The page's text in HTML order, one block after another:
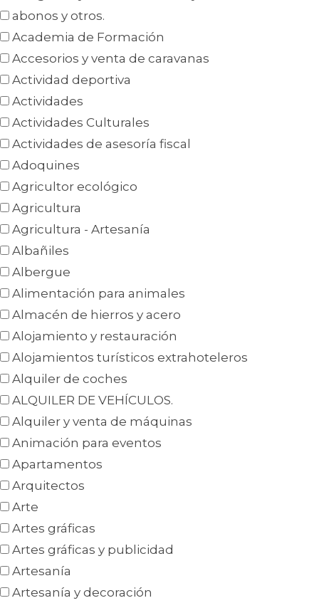
abonos y otros.
Academia de Formación
Accesorios y venta de caravanas
Actividad deportiva
Actividades
Actividades Culturales
Actividades de asesoría fiscal
Adoquines
Agricultor ecológico
Agricultura
Agricultura - Artesanía
Albañiles
Albergue
Alimentación para animales
Almacén de hierros y acero
Alojamiento y restauración
Alojamientos turísticos extrahoteleros
Alquiler de coches
ALQUILER DE VEHÍCULOS.
Alquiler y venta de máquinas
Animación para eventos
Apartamentos
Arquitectos
Arte
Artes gráficas
Artes gráficas y publicidad
Artesanía
Artesanía y decoración